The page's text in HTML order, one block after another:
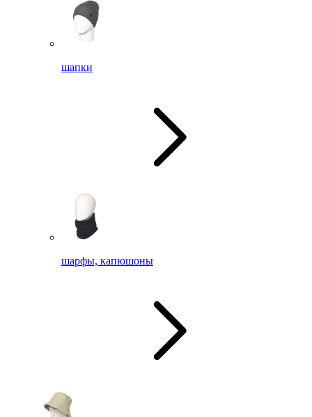
шапки
шарфы, капюшоны